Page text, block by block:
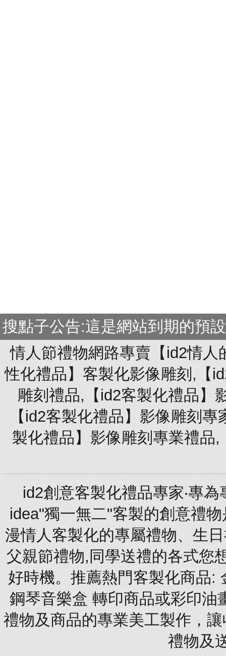
搜點子公告:這是網站到期的預
情人節禮物網路專賣【id2情
性化禮品】客製化影像雕刻,【
雕刻禮品,【id2客製化禮品】
【id2客製化禮品】影像雕刻
製化禮品】影像雕刻專業禮品
id2創意客製化禮品專家‧專
idea"獨一無二"客製的創意禮
漫情人客製化的專屬禮物、生
父親節禮物,同學送禮的各式您
好時機。推薦熱門客製化商品:
鋼琴音樂盒 轉印商品或彩印油
禮物及商品的專業美工製作，
禮物及